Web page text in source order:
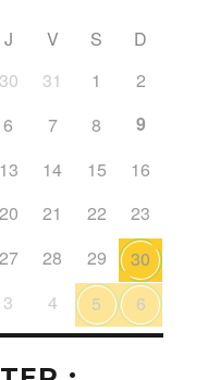
J V S
D
30 31 1
2
6 7 8
9
13 14 15
16
20 21 22
23
27 28 29
30
3 4 5 6